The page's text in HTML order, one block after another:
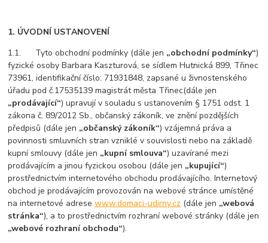
1. ÚVODNÍ USTANOVENÍ
1.1. Tyto obchodní podmínky (dále jen „obchodní podmínky“)
fyzické osoby Barbara Kaszturová, se sídlem Hutnická 899, Třinec
73961, identifikační číslo: 71931848, zapsané u živnostenského
úřadu pod č.17535139 magistrát města Třinec(dále jen
„prodávající“) upravují v souladu s ustanovením § 1751 odst. 1
zákona č. 89/2012 Sb., občanský zákoník, ve znění pozdějších
předpisů (dále jen „občanský zákoník“) vzájemná práva a
povinnosti smluvních stran vzniklé v souvislosti nebo na základě
kupní smlouvy (dále jen „kupní smlouva“) uzavírané mezi
prodávajícím a jinou fyzickou osobou (dále jen „kupující“)
prostřednictvím internetového obchodu prodávajícího. Internetový
obchod je prodávajícím provozován na webové stránce umístěné
na internetové adresewww.domaci-udirny.cz (dále jen „webová
stránka“), a to prostřednictvím rozhraní webové stránky (dále jen
„webové rozhraní obchodu“).